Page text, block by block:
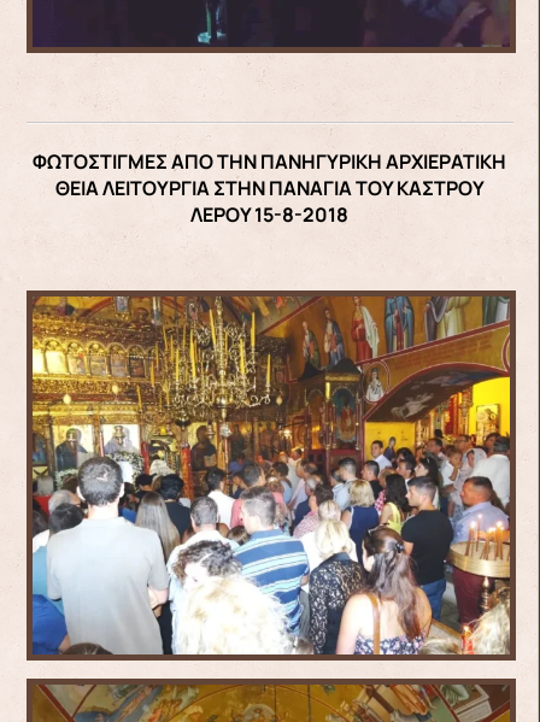
ΦΩΤΟΣΤΙΓΜΕΣ ΑΠΟ ΤΗΝ ΠΑΝΗΓΥΡΙΚΗ ΑΡΧΙΕΡΑΤΙΚΗ
ΘΕΙΑ ΛΕΙΤΟΥΡΓΙΑ ΣΤΗΝ ΠΑΝΑΓΙΑ ΤΟΥ ΚΑΣΤΡΟΥ
ΛΕΡΟΥ 15-8-2018